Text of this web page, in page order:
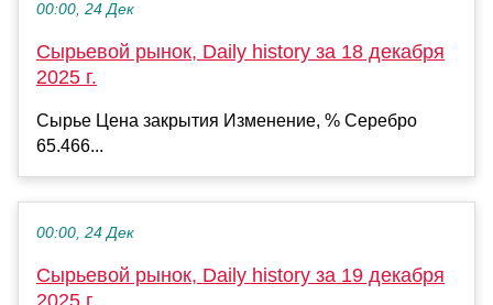
00:00, 24 Дек
Сырьевой рынок, Daily history за 18 декабря
2025 г.
Сырье Цена закрытия Изменение, % Серебро
65.466...
00:00, 24 Дек
Сырьевой рынок, Daily history за 19 декабря